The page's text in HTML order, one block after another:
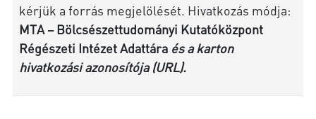
kérjük a forrás megjelölését. Hivatkozás módja:
MTA – Bölcsészettudományi Kutatóközpont
Régészeti Intézet Adattára és a karton
hivatkozási azonosítója (URL).